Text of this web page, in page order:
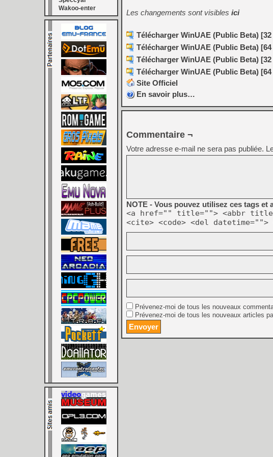
Wakoo-enter
Les changements sont visibles ici
Télécharger WinUAE (Public Beta)
Télécharger WinUAE (Public Beta)
Télécharger WinUAE (Public Beta)
Télécharger WinUAE (Public Beta)
Site Officiel
En savoir plus…
Commentaire ¬
Votre adresse e-mail ne sera pas publiée.
NOTE - Vous pouvez utilisez ces tags et
<a href="" title=""> <abbr
<cite> <code> <del
Prévenez-moi de tous les nouveaux
Prévenez-moi de tous les nouveaux articles